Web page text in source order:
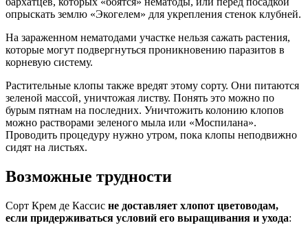
опрыскать землю «Экогелем» для укрепления стенок клубней.
На зараженном нематодами участке нельзя сажать растения,
которые могут подвергнуться проникновению паразитов в
корневую систему.
Растительные клопы также вредят этому сорту. Они питаются
зеленой массой, уничтожая листву. Понять это можно по
бурым пятнам на последних. Уничтожить колонию клопов
можно растворами зеленого мыла или «Моспилана».
Проводить процедуру нужно утром, пока клопы неподвижно
сидят на листьях.
Возможные трудности
Сорт Крем де Кассис не доставляет хлопот цветоводам,
если придерживаться условий его выращивания и ухода: